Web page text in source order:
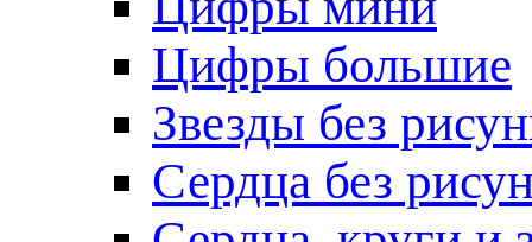
Цифры большие
Звезды без
Сердца без